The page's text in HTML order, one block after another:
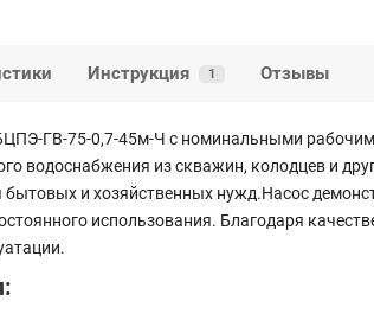
Инструкция 1 Отзывы
ГВ-75-0,7-45м-Ч с номинальными
водоснабжения из скважин, колодцев и
и хозяйственных нужд.Насос
использования. Благодаря